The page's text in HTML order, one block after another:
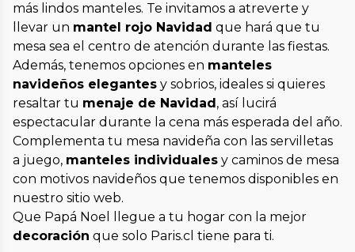
más lindos manteles. Te invitamos a atreverte y
llevar un mantel rojo Navidad que hará que tu
mesa sea el centro de atención durante las fiestas.
Además, tenemos opciones en manteles
navideños elegantes y sobrios, ideales si quieres
resaltar tu menaje de Navidad , así lucirá
espectacular durante la cena más esperada del año.
Complementa tu mesa navideña con las servilletas
a juego, manteles individuales y caminos de mesa
con motivos navideños que tenemos disponibles en
nuestro sitio web.
Que Papá Noel llegue a tu hogar con la mejor
decoración que solo Paris.cl tiene para ti.